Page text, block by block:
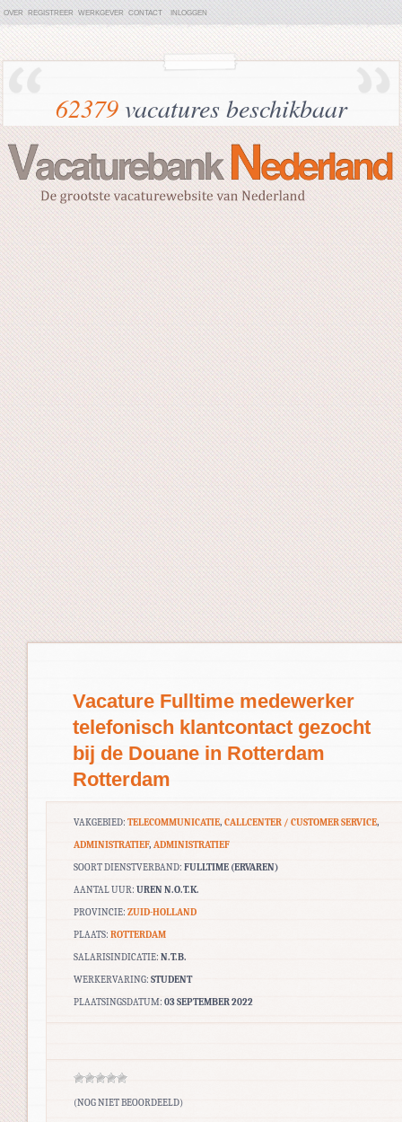
OVER REGISTREER WERKGEVER CONTACT INLOGGEN
62379vacatures beschikbaar
Vacature Fulltime medewerker
telefonisch klantcontact gezocht
bij de Douane in Rotterdam
Rotterdam
VAKGEBIED: TELECOMMUNICATIE, CALLCENTER / CUSTOMER SERVICE,
ADMINISTRATIEF, ADMINISTRATIEF
SOORT DIENSTVERBAND: FULLTIME (ERVAREN)
AANTAL UUR: UREN N.O.T.K.
PROVINCIE: ZUID-HOLLAND
PLAATS: ROTTERDAM
SALARISINDICATIE: N.T.B.
WERKERVARING: STUDENT
PLAATSINGSDATUM: 03 SEPTEMBER 2022
(NOG NIET BEOORDEELD)